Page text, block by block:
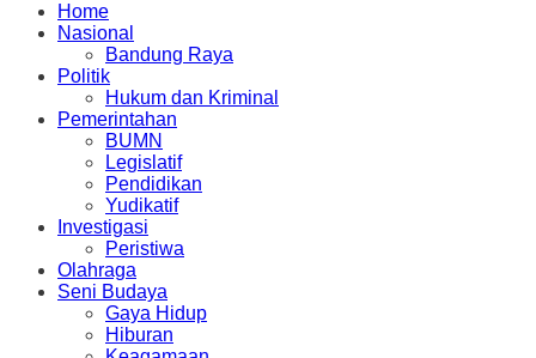
Home
Nasional
Bandung Raya
Politik
Hukum dan Kriminal
Pemerintahan
BUMN
Legislatif
Pendidikan
Yudikatif
Investigasi
Peristiwa
Olahraga
Seni Budaya
Gaya Hidup
Hiburan